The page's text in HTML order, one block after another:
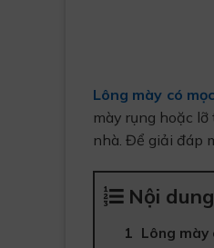
Lông mày có
mày rụng hoặc
nhà. Để giải đáp
Nội
Lông mày